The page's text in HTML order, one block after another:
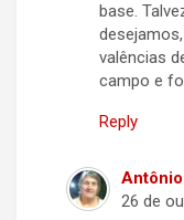
base.
valências
campo e
Reply
26 de